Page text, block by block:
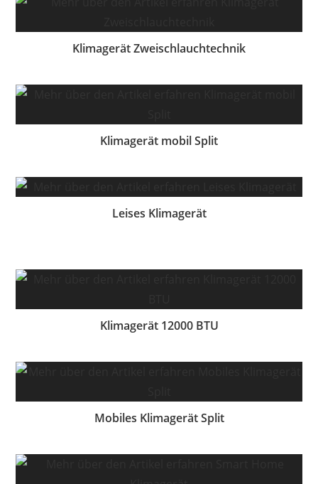
Klimagerät Zweischlauchtechnik
Klimagerät mobil Split
Leises Klimagerät
Klimagerät 12000 BTU
Mobiles Klimagerät Split